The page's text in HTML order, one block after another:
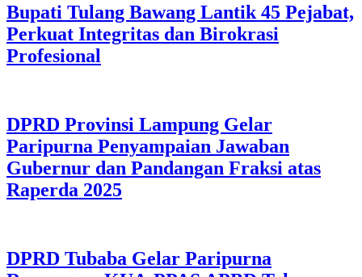
Bupati Tulang Bawang Lantik 45 Pejabat,
Perkuat Integritas dan Birokrasi
Profesional
DPRD Provinsi Lampung Gelar
Paripurna Penyampaian Jawaban
Gubernur dan Pandangan Fraksi atas
Raperda 2025
DPRD Tubaba Gelar Paripurna